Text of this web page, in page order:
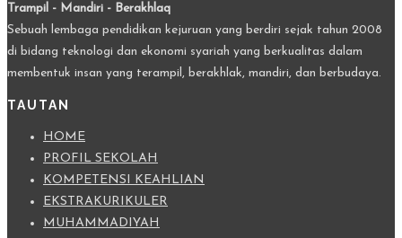
Trampil - Mandiri - Berakhlaq
Sebuah lembaga pendidikan kejuruan yang berdiri sejak tahun 2008
di bidang teknologi dan ekonomi syariah yang berkualitas dalam
membentuk insan yang terampil, berakhlak, mandiri, dan berbudaya.
TAUTAN
HOME
PROFIL SEKOLAH
KOMPETENSI KEAHLIAN
EKSTRAKURIKULER
MUHAMMADIYAH